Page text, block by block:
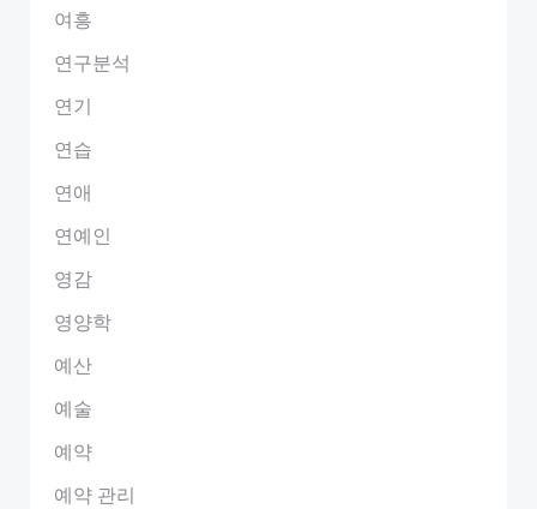
여흥
연구분석
연기
연습
연애
연예인
영감
영양학
예산
예술
예약
예약 관리